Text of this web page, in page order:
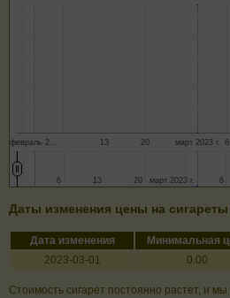
февраль 2… март 2023 г.
13 20 6
март 2023 г.
март 2023 г.
6
6 13
13 20
20 6
6
Даты изменения цены на сигареты
Дата изменения Минимальная
2023-03-01
0.00
Стоимость сигарет постоянно растет, и